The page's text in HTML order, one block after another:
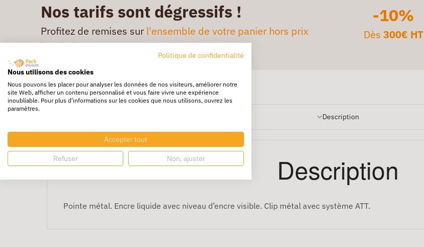
Nos tarifs sont dégressifs !
Profitez de remises sur l'ensemble de votre panier hors prix
barrés.*
-10%
Dès 300€ HT
Description
Description
Pointe métal. Encre liquide avec niveau d’encre visible. Clip métal avec système ATT.
Politique de confidentialité
Nous utilisons des cookies
Nous pouvons les placer pour analyser les données de nos visiteurs, améliorer notre
site Web, afficher un contenu personnalisé et vous faire vivre une expérience
inoubliable. Pour plus d'informations sur les cookies que nous utilisons, ouvrez les
paramètres.
Accepter tout
Refuser Non, ajuster